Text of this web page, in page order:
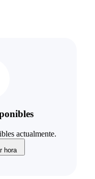
actualmente.
hora